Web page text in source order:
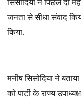
जनता से सीधा संवाद
किया.
मनीष सिसोदिया ने
को पार्टी के राज्य